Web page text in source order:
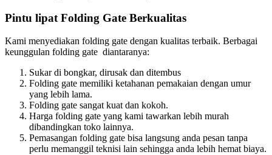
Pintu lipat Folding Gate Berkualitas
Kami menyediakan folding gate dengan kualitas terbaik. Berbagai
keunggulan folding gate diantaranya:
Sukar di bongkar, dirusak dan ditembus
Folding gate memiliki ketahanan pemakaian dengan umur
yang lebih lama.
Folding gate sangat kuat dan kokoh.
Harga folding gate yang kami tawarkan lebih murah
dibandingkan toko lainnya.
Pemasangan folding gate bisa langsung anda pesan tanpa
perlu memanggil teknisi lain sehingga anda lebih hemat biaya.